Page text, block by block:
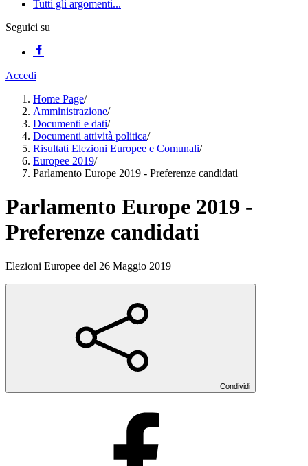
Tutti gli argomenti...
Seguici su
Accedi
Home Page/
Amministrazione/
Documenti e dati/
Documenti attività politica/
Risultati Elezioni Europee e Comunali/
Europee 2019/
Parlamento Europe 2019 - Preferenze candidati
Parlamento Europe 2019 -
Preferenze candidati
Elezioni Europee del 26 Maggio 2019
Condividi